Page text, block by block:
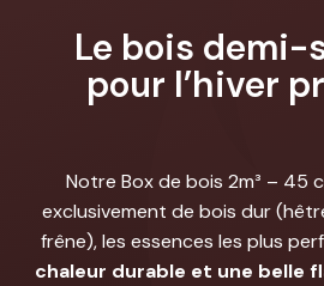
Le bois demi-
pour l’hiver
Notre Box de bois 2m³ – 45
exclusivement de bois dur
frêne), les essences les plus
chaleur durable et une belle